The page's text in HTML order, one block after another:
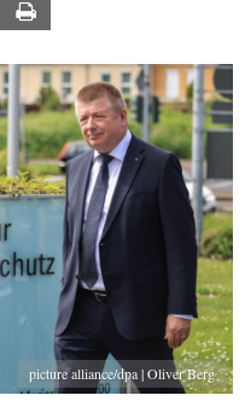
Email
picture alliance/dpa | Oliver Berg